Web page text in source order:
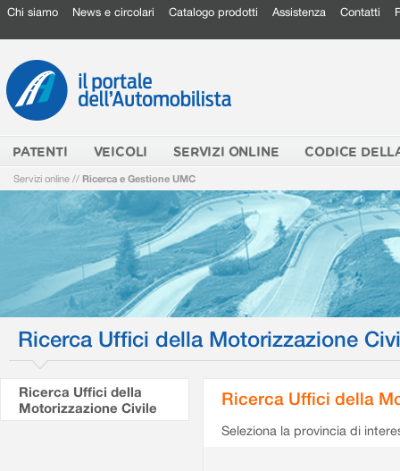
Chi siamo News e circolari Catalogo prodotti Assistenza Contatti
PATENTI VEICOLI SERVIZI ONLINE CODICE
Servizi online // Ricerca e Gestione UMC
Ricerca Uffici della Motorizzazione
Ricerca Uffici della
Motorizzazione Civile
Ricerca Uffici della
Seleziona la provincia di